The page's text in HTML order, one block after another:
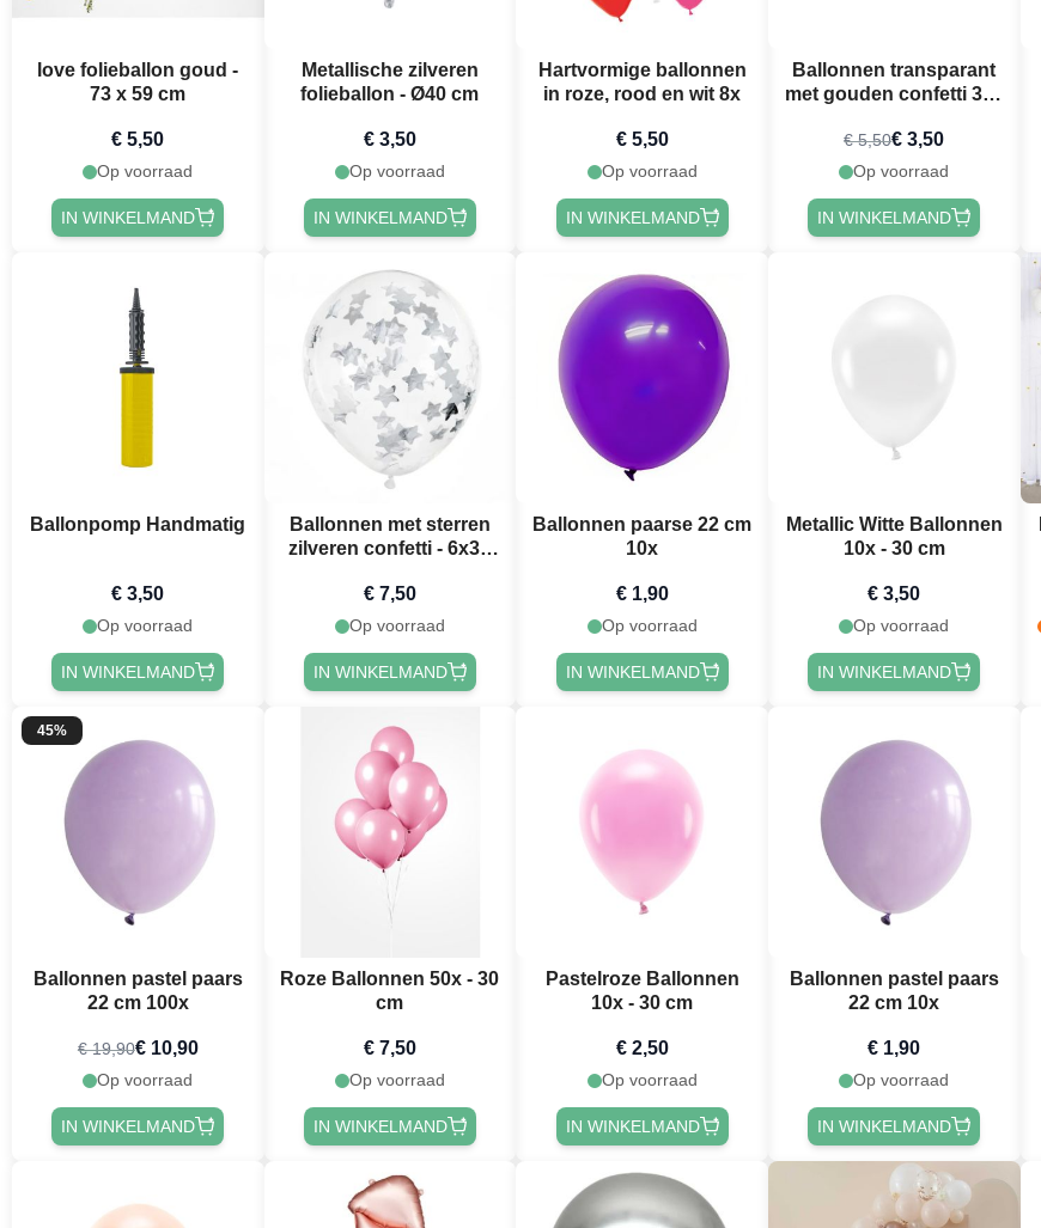
love folieballon goud -
73 x 59 cm
€ 5,50
Op voorraad
IN WINKELMAND
Metallische zilveren
folieballon - Ø40 cm
€ 3,50
Op voorraad
IN WINKELMAND
Hartvormige ballonnen
in roze, rood en wit 8x
€ 5,50
Op voorraad
IN WINKELMAND
Ballonnen transparant
met gouden confetti 3x -
€ 5,50€ 3,50
Op voorraad
IN WINKELMAND
Ballonpomp Handmatig
€ 3,50
Op voorraad
IN WINKELMAND
Ballonnen met sterren
zilveren confetti - 6x30
€ 7,50
Op voorraad
IN WINKELMAND
Ballonnen paarse 22 cm
10x
€ 1,90
Op voorraad
IN WINKELMAND
Metallic Witte Ballonnen
10x - 30 cm
€ 3,50
Op voorraad
IN WINKELMAND
45%
Ballonnen pastel paars
22 cm 100x
€ 19,90€ 10,90
Op voorraad
IN WINKELMAND
Roze Ballonnen 50x - 30
cm
€ 7,50
Op voorraad
IN WINKELMAND
Pastelroze Ballonnen
10x - 30 cm
€ 2,50
Op voorraad
IN WINKELMAND
Ballonnen pastel paars
22 cm 10x
€ 1,90
Op voorraad
IN WINKELMAND